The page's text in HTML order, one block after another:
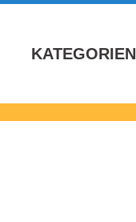
KATEGORIEN